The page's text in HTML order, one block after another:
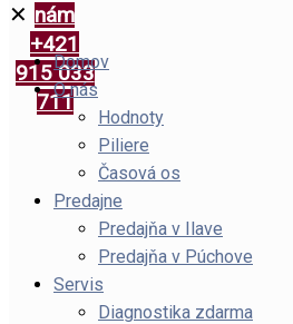
nám
+421
915 033
711
✕
Domov
O nás
Hodnoty
Piliere
Časová os
Predajne
Predajňa v Ilave
Predajňa v Púchove
Servis
Diagnostika zdarma